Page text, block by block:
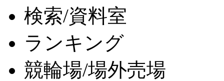
検索/資料室
ランキング
競輪場/場外売場